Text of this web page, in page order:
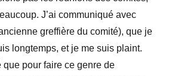
J’ai communiqué avec
greffière du comité), que je
longtemps, et je me suis plaint.
que pour faire ce genre de